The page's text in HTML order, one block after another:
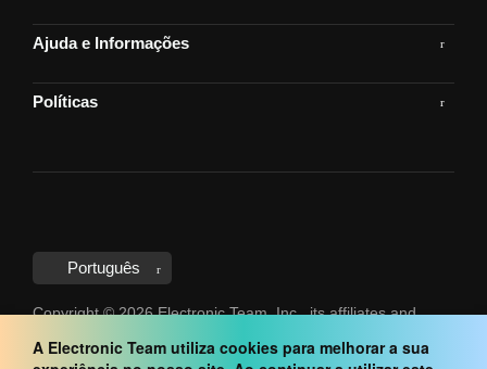
A Electronic Team utiliza cookies para melhorar a sua
Ajuda e Informações
Políticas
Português
Copyright © 2026 Electronic Team, Inc., its affiliates and
respective owners. Legal Information.